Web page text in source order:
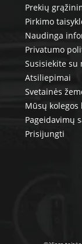
Prekių
Pirkimo
Naudinga
Privatumo
Susisiekite su
Atsiliepimai
Svetainės
Mūsų
Pageidavimų
Prisijungti